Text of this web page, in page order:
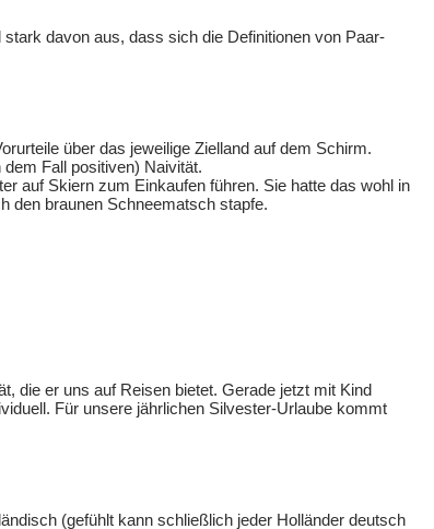
davon aus, dass sich die Definitionen von Paar-
über das jeweilige Zielland auf dem Schirm.
Fall positiven) Naivität.
auf Skiern zum Einkaufen führen. Sie hatte das wohl in
den braunen Schneematsch stapfe.
die er uns auf Reisen bietet. Gerade jetzt mit Kind
Für unsere jährlichen Silvester-Urlaube kommt
(gefühlt kann schließlich jeder Holländer deutsch